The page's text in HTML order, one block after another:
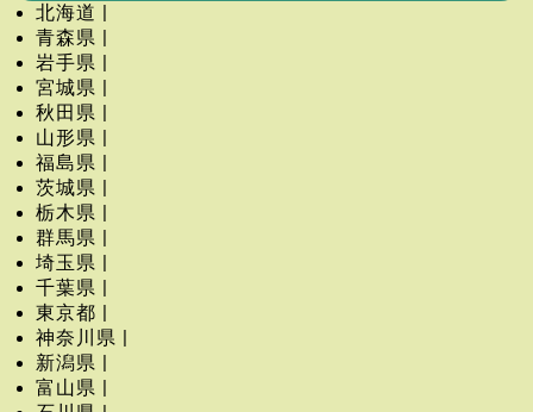
北海道 |
青森県 |
岩手県 |
宮城県 |
秋田県 |
山形県 |
福島県 |
茨城県 |
栃木県 |
群馬県 |
埼玉県 |
千葉県 |
東京都 |
神奈川県 |
新潟県 |
富山県 |